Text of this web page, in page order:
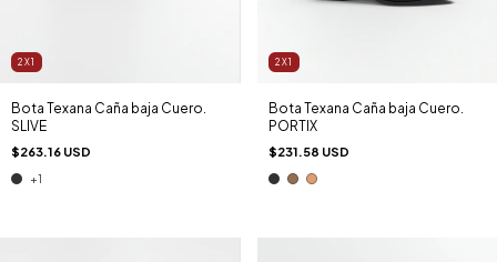
2X1
Bota Texana Caña baja Cuero.
SLIVE
$263.16 USD
+1
2X1
Bota Texana Caña baja Cuero.
PORTIX
$231.58 USD